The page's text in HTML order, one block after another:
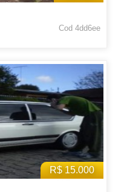
Cod 4dd6ee
R$ 15.000